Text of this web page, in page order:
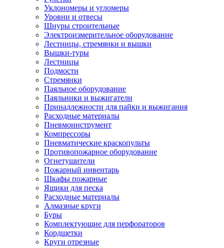
Уклономеры и угломеры
Уровни и отвесы
Шнуры строительные
Электроизмерительное оборудование
Лестницы, стремянки и вышки
Вышки-туры
Лестницы
Подмости
Стремянки
Паяльное оборудование
Паяльники и выжигатели
Принадлежности для пайки и выжигания
Расходные материалы
Пневмоинструмент
Компрессоры
Пневматические краскопульты
Противопожарное оборудование
Огнетушители
Пожарный инвентарь
Шкафы пожарные
Ящики для песка
Расходные материалы
Алмазные круги
Буры
Комплектующие для перфораторов
Кордщетки
Круги отрезные